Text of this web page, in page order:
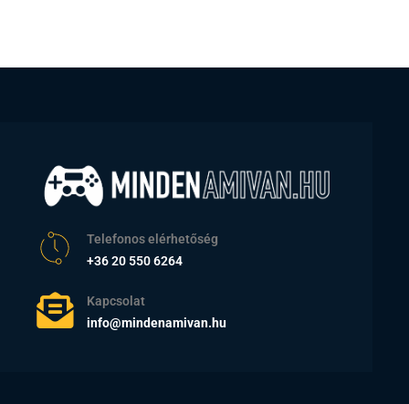
Telefonos elérhetőség
+36 20 550 6264
Kapcsolat
info@mindenamivan.hu